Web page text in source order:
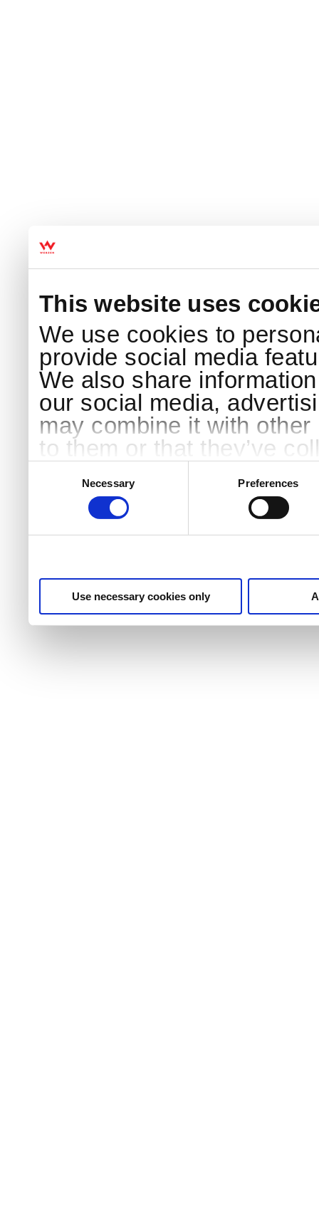
This website uses
We use cookies to
provide social media
We also share
our social media,
may combine it with
to them or that they’ve
Necessary Preferences
Use necessary cookies only